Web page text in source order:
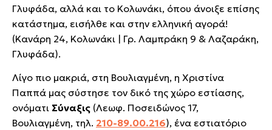
Γλυφάδα, αλλά και το Κολωνάκι, όπου άνοιξε επίσης
κατάστημα, εισήλθε και στην ελληνική αγορά!
(Κανάρη 24, Κολωνάκι | Γρ. Λαμπράκη 9 & Λαζαράκη,
Γλυφάδα).
Λίγο πιο μακριά, στη Βουλιαγμένη, η Χριστίνα
Παππά μας σύστησε τον δικό της χώρο εστίασης,
ονόματι Σύναξις (Λεωφ. Ποσειδώνος 17,
Βουλιαγμένη, τηλ. 210-89.00.216), ένα εστιατόριο